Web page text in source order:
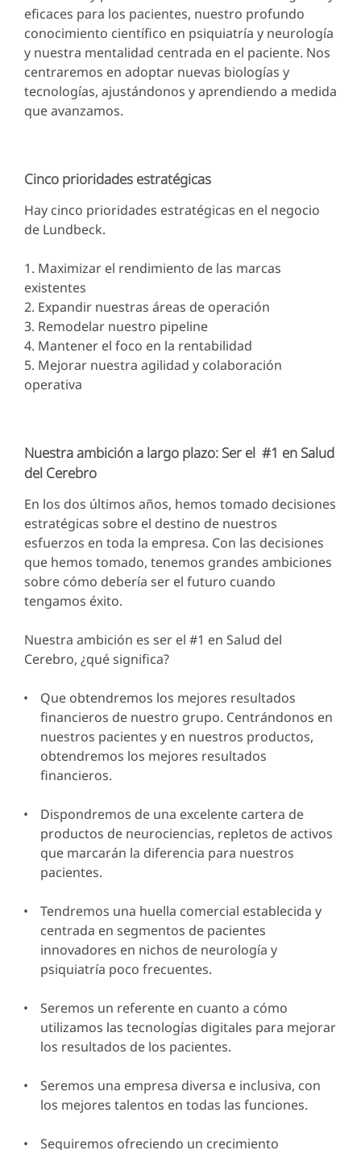
eficaces para los pacientes, nuestro profundo
conocimiento científico en psiquiatría y neurología
y nuestra mentalidad centrada en el paciente. Nos
centraremos en adoptar nuevas biologías y
tecnologías, ajustándonos y aprendiendo a medida
que avanzamos.
Cinco prioridades estratégicas
Hay cinco prioridades estratégicas en el negocio
de Lundbeck.
1. Maximizar el rendimiento de las marcas
existentes
2. Expandir nuestras áreas de operación
3. Remodelar nuestro pipeline
4. Mantener el foco en la rentabilidad
5. Mejorar nuestra agilidad y colaboración
operativa
Nuestra ambición a largo plazo: Ser el #1 en Salud
del Cerebro
En los dos últimos años, hemos tomado decisiones
estratégicas sobre el destino de nuestros
esfuerzos en toda la empresa. Con las decisiones
que hemos tomado, tenemos grandes ambiciones
sobre cómo debería ser el futuro cuando
tengamos éxito.
Nuestra ambición es ser el #1 en Salud del
Cerebro, ¿qué significa?
Que obtendremos los mejores resultados
financieros de nuestro grupo. Centrándonos en
nuestros pacientes y en nuestros productos,
obtendremos los mejores resultados
financieros.
Dispondremos de una excelente cartera de
productos de neurociencias, repletos de activos
que marcarán la diferencia para nuestros
pacientes.
Tendremos una huella comercial establecida y
centrada en segmentos de pacientes
innovadores en nichos de neurología y
psiquiatría poco frecuentes.
Seremos un referente en cuanto a cómo
utilizamos las tecnologías digitales para mejorar
los resultados de los pacientes.
Seremos una empresa diversa e inclusiva, con
los mejores talentos en todas las funciones.
Seguiremos ofreciendo un crecimiento